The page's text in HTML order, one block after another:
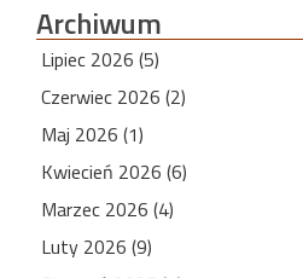
Archiwum
Lipiec 2026 (5)
Czerwiec 2026 (2)
Maj 2026 (1)
Kwiecień 2026 (6)
Marzec 2026 (4)
Luty 2026 (9)